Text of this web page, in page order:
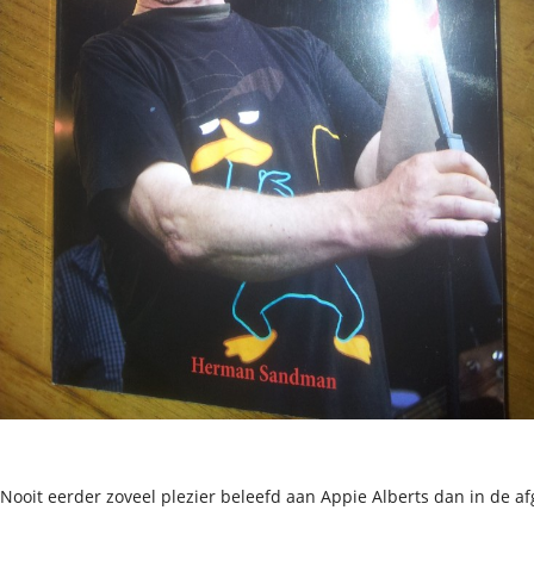
Nooit eerder zoveel plezier beleefd aan Appie Alberts dan in de